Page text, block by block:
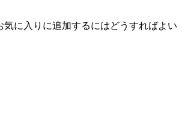
気に入りに追加するにはどうすればよい